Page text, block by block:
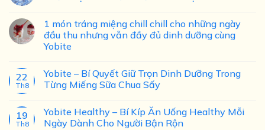
1 món tráng miệng chill chill cho những ngày
đầu thu nhưng vẫn đầy đủ dinh dưỡng cùng
Yobite
22
Th8
Yobite – Bí Quyết Giữ Trọn Dinh Dưỡng Trong
Từng Miếng Sữa Chua Sấy
19
Th8
Yobite Healthy – Bí Kíp Ăn Uống Healthy Mỗi
Ngày Dành Cho Người Bận Rộn